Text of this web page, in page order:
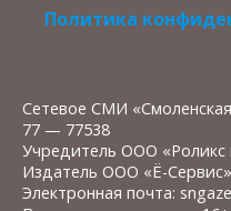
Политика
Сетевое СМИ
77 — 77538
Учредитель ООО «Роликс
Издатель ООО «Ё-Сервис»
Электронная почта: